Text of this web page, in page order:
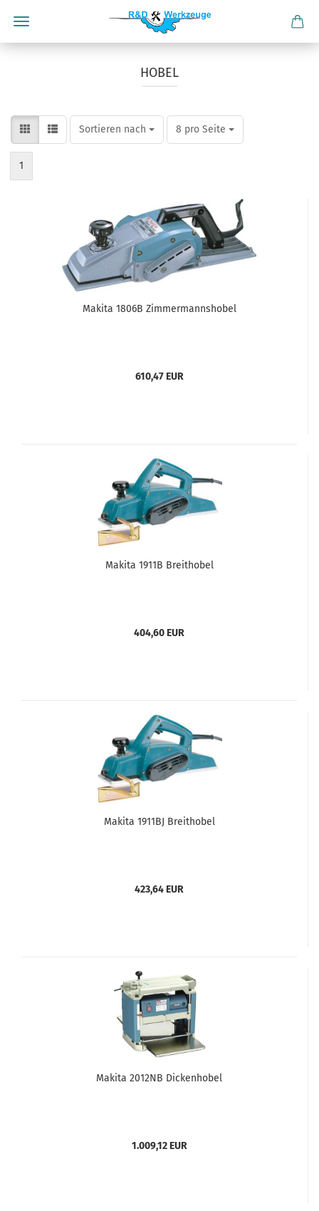
HOBEL
Sortieren nach
Sortieren nach 8 pro Seite
pro Seite
1
Makita 1806B Zimmermannshobel
610,47 EUR
Makita 1911B Breithobel
404,60 EUR
Makita 1911BJ Breithobel
423,64 EUR
Makita 2012NB Dickenhobel
1.009,12 EUR